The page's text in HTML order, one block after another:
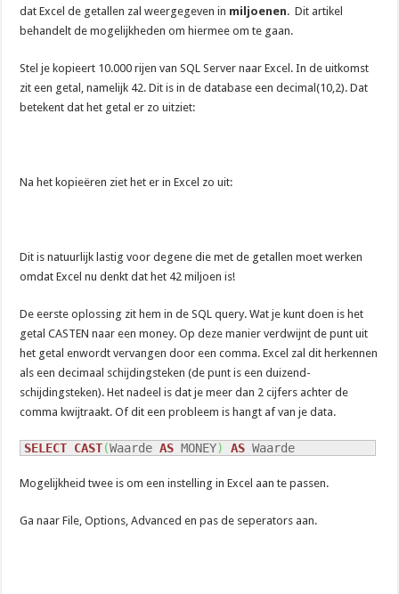
dat Excel de getallen zal weergegeven in miljoenen. Dit artikel
behandelt de mogelijkheden om hiermee om te gaan.
Stel je kopieert 10.000 rijen van SQL Server naar Excel. In de uitkomst
zit een getal, namelijk 42. Dit is in de database een decimal(10,2). Dat
betekent dat het getal er zo uitziet:
Na het kopieëren ziet het er in Excel zo uit:
Dit is natuurlijk lastig voor degene die met de getallen moet werken
omdat Excel nu denkt dat het 42 miljoen is!
De eerste oplossing zit hem in de SQL query. Wat je kunt doen is het
getal CASTEN naar een money. Op deze manier verdwijnt de punt uit
het getal enwordt vervangen door een comma. Excel zal dit herkennen
als een decimaal schijdingsteken (de punt is een duizend-
schijdingsteken). Het nadeel is dat je meer dan 2 cijfers achter de
comma kwijtraakt. Of dit een probleem is hangt af van je data.
SELECT CAST(Waarde AS MONEY) AS Waarde
Mogelijkheid twee is om een instelling in Excel aan te passen.
Ga naar File, Options, Advanced en pas de seperators aan.